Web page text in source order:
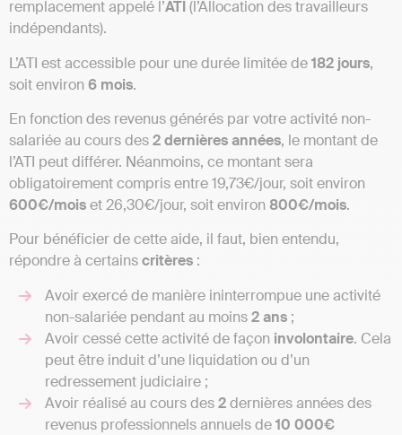
remplacement appelé l’ATI(l’Allocation des travailleurs
indépendants).
L’ATI est accessible pour une durée limitée de182 jours,
soit environ 6 mois.
En fonction des revenus générés par votre activité non-
salariée au cours des2 dernières années, le montant de
l’ATI peut différer. Néanmoins, ce montant sera
obligatoirement compris entre 19,73€/jour, soit environ
600€/moiset 26,30€/jour, soit environ 800€/mois.
Pour bénéficier de cette aide, il faut, bien entendu,
répondre à certainscritères :
Avoir exercé de manière ininterrompue une activité
non-salariée pendant au moins2 ans ;
Avoir cessé cette activité de façon involontaire. Cela
peut être induit d’une liquidation ou d’un
redressement judiciaire ;
Avoir réalisé au cours des2dernières années des
revenus professionnels annuels de10 000€